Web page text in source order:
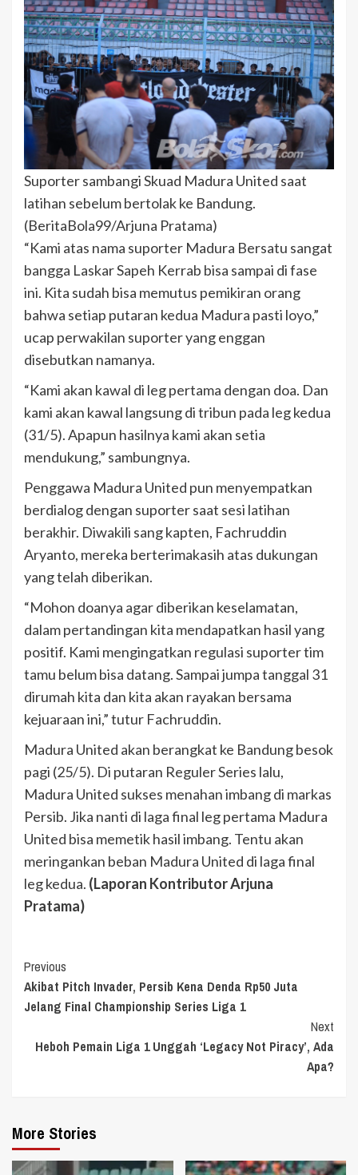
Suporter sambangi Skuad Madura United saat
latihan sebelum bertolak ke Bandung.
(BeritaBola99/Arjuna Pratama)
“Kami atas nama suporter Madura Bersatu sangat
bangga Laskar Sapeh Kerrab bisa sampai di fase
ini. Kita sudah bisa memutus pemikiran orang
bahwa setiap putaran kedua Madura pasti loyo,”
ucap perwakilan suporter yang enggan
disebutkan namanya.
“Kami akan kawal di leg pertama dengan doa. Dan
kami akan kawal langsung di tribun pada leg kedua
(31/5). Apapun hasilnya kami akan setia
mendukung,” sambungnya.
Penggawa Madura United pun menyempatkan
berdialog dengan suporter saat sesi latihan
berakhir. Diwakili sang kapten, Fachruddin
Aryanto, mereka berterimakasih atas dukungan
yang telah diberikan.
“Mohon doanya agar diberikan keselamatan,
dalam pertandingan kita mendapatkan hasil yang
positif. Kami mengingatkan regulasi suporter tim
tamu belum bisa datang. Sampai jumpa tanggal 31
dirumah kita dan kita akan rayakan bersama
kejuaraan ini,” tutur Fachruddin.
Madura United akan berangkat ke Bandung besok
pagi (25/5). Di putaran Reguler Series lalu,
Madura United sukses menahan imbang di markas
Persib. Jika nanti di laga final leg pertama Madura
United bisa memetik hasil imbang. Tentu akan
meringankan beban Madura United di laga final
leg kedua. (Laporan Kontributor Arjuna
Pratama)
Continue
Reading
Previous
Akibat Pitch Invader, Persib Kena Denda Rp50 Juta
Jelang Final Championship Series Liga 1
Next
Heboh Pemain Liga 1 Unggah ‘Legacy Not Piracy’, Ada
Apa?
More Stories